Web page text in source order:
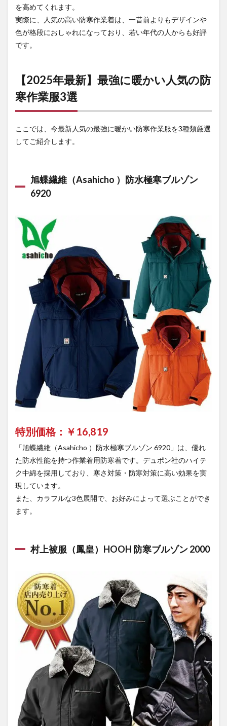
3
作業
着用
防寒
ズボ
ン・
を組
み合
わせ
最強
に
4.1
防寒
なら
【作
業着
専門
店 ま
君】
を高めてくれます。
実際に、人気の高い防寒作業着は、一昔前よりもデザインや
色が格段におしゃれになっており、若い年代の人からも好評
です。
【2025年最新】最強に暖かい人気の防
寒作業服3選
ここでは、今最新人気の最強に暖かい防寒作業服を3種類厳選
してご紹介します。
旭蝶繊維（Asahicho ）防水極寒ブルゾン
6920
特別価格：￥ 16,819
「旭蝶繊維（Asahicho ）防水極寒ブルゾン 6920」は、優れ
た防水性能を持つ作業着用防寒着です。デュポン社のハイテ
ク中綿を採用しており、寒さ対策・防寒対策に高い効果を実
現しています。
また、カラフルな3色展開で、お好みによって選ぶことができ
ます。
村上被服（鳳皇）HOOH 防寒ブルゾン 2000